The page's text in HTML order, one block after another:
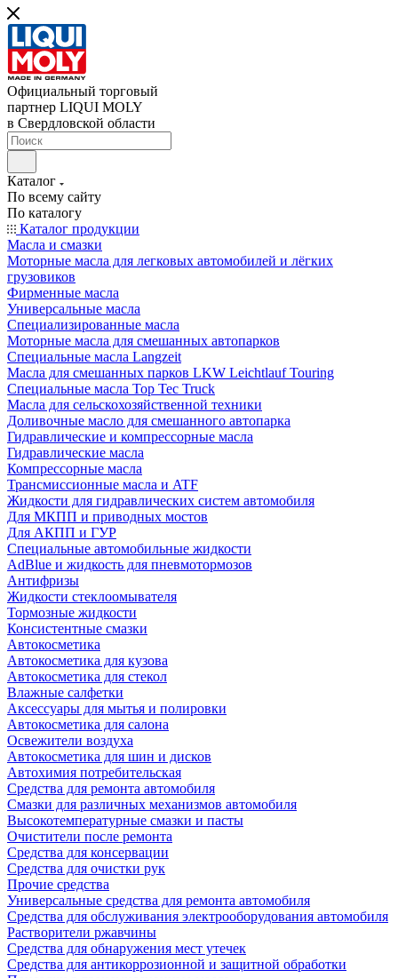
Официальный торговый
партнер LIQUI MOLY
в Свердловской области
Каталог
По всему сайту
По каталогу
Каталог продукции
Масла и смазки
Моторные масла для легковых автомобилей и лёгких
грузовиков
Фирменные масла
Универсальные масла
Специализированные масла
Моторные масла для смешанных автопарков
Специальные масла Langzeit
Масла для смешанных парков LKW Leichtlauf Touring
Специальные масла Top Tec Truck
Масла для сельскохозяйственной техники
Доливочные масло для смешанного автопарка
Гидравлические и компрессорные масла
Гидравлические масла
Компрессорные масла
Трансмиссионные масла и ATF
Жидкости для гидравлических систем автомобиля
Для МКПП и приводных мостов
Для АКПП и ГУР
Специальные автомобильные жидкости
AdBlue и жидкость для пневмотормозов
Антифризы
Жидкости стеклоомывателя
Тормозные жидкости
Консистентные смазки
Автокосметика
Автокосметика для кузова
Автокосметика для стекол
Влажные салфетки
Аксессуары для мытья и полировки
Автокосметика для салона
Освежители воздуха
Автокосметика для шин и дисков
Автохимия потребительская
Средства для ремонта автомобиля
Смазки для различных механизмов автомобиля
Высокотемпературные смазки и пасты
Очистители после ремонта
Средства для консервации
Средства для очистки рук
Прочие средства
Универсальные средства для ремонта автомобиля
Средства для обслуживания электрооборудования автомобиля
Растворители ржавчины
Средства для обнаружения мест утечек
Средства для антикоррозионной и защитной обработки